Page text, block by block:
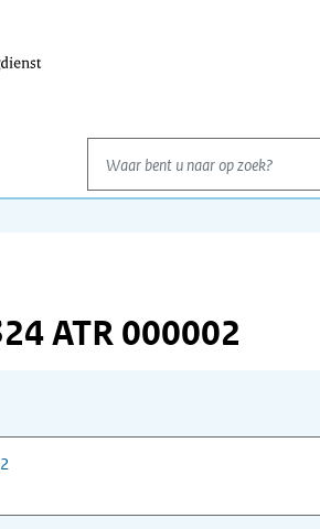
Waar bent u naar op zoek?
ATR 000002